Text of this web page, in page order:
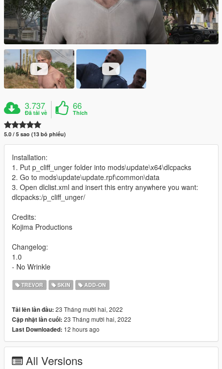
3.737
Đã tải về
66
Thích
5.0 / 5 sao (13 bỏ phiếu)
Installation:
1. Put p_cliff_unger folder into mods\update\x64\dlcpacks
2. Go to mods\update\update.rpf\common\data
3. Open dlclist.xml and insert this entry anywhere you want:
dlcpacks:/p_cliff_unger/
Credits:
Kojima Productions
Changelog:
1.0
- No Wrinkle
TREVOR SKIN ADD-ON
Tải lên lần đầu: 23 Tháng mười hai, 2022
Cập nhật lần cuối: 23 Tháng mười hai, 2022
Last Downloaded: 12 hours ago
All Versions